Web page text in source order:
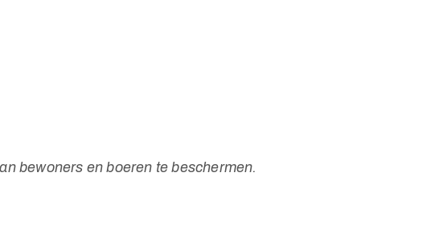
bewoners en boeren te beschermen.